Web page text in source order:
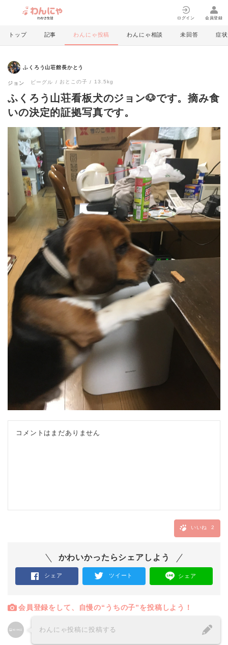
ログイン 会員登録
トップ 記事 わんにゃ投稿 わんにゃ相談 未回答 症状
ふくろう山荘館長かとう
ジョン ビーグル おとこの子 13.5kg
ふくろう山荘看板犬のジョン🐶です。摘み食
いの決定的証拠写真です。
コメントはまだありません
いいね 2
かわいかったらシェアしよう
シェア ツイート シェア
会員登録をして、自慢の“うちの子”を投稿しよう！
わんにゃ投稿に投稿する